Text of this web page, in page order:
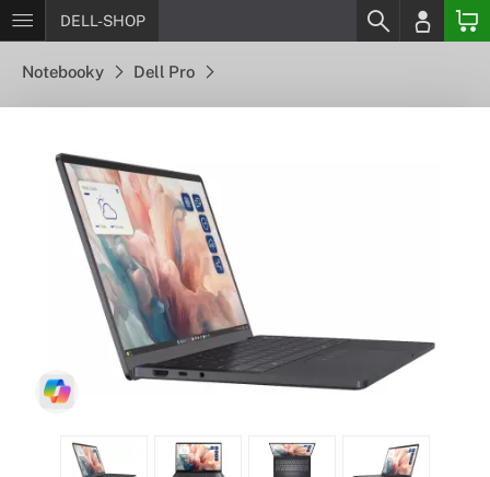
DELL-SHOP
Notebooky Dell Pro